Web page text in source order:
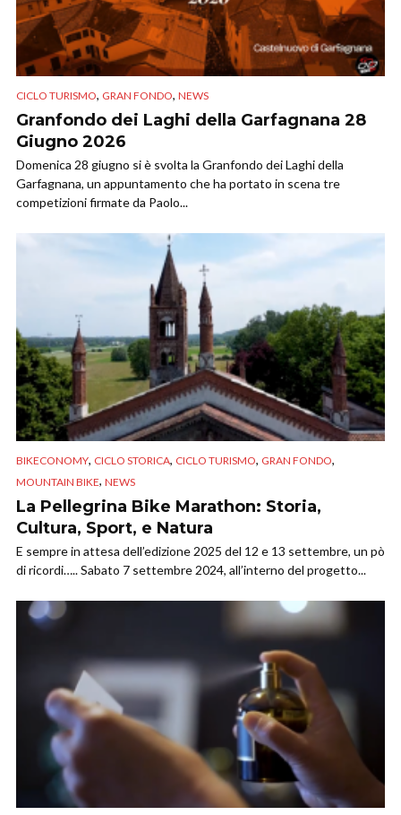
CICLO TURISMO, GRAN FONDO, NEWS
Granfondo dei Laghi della Garfagnana 28
Giugno 2026
Domenica 28 giugno si è svolta la Granfondo dei Laghi della
Garfagnana, un appuntamento che ha portato in scena tre
competizioni firmate da Paolo...
BIKECONOMY, CICLO STORICA, CICLO TURISMO, GRAN FONDO,
MOUNTAIN BIKE, NEWS
La Pellegrina Bike Marathon: Storia,
Cultura, Sport, e Natura
E sempre in attesa dell’edizione 2025 del 12 e 13 settembre, un pò
di ricordi….. Sabato 7 settembre 2024, all’interno del progetto...